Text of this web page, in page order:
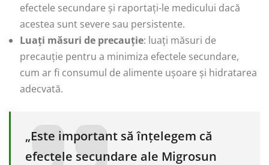
efectele secundare și raportați-le medicului dacă
acestea sunt severe sau persistente.
Luați măsuri de precauție: luați măsuri de
precauție pentru a minimiza efectele secundare,
cum ar fi consumul de alimente ușoare și hidratarea
adecvată.
„Este important să înțelegem că
efectele secundare ale Migrosun